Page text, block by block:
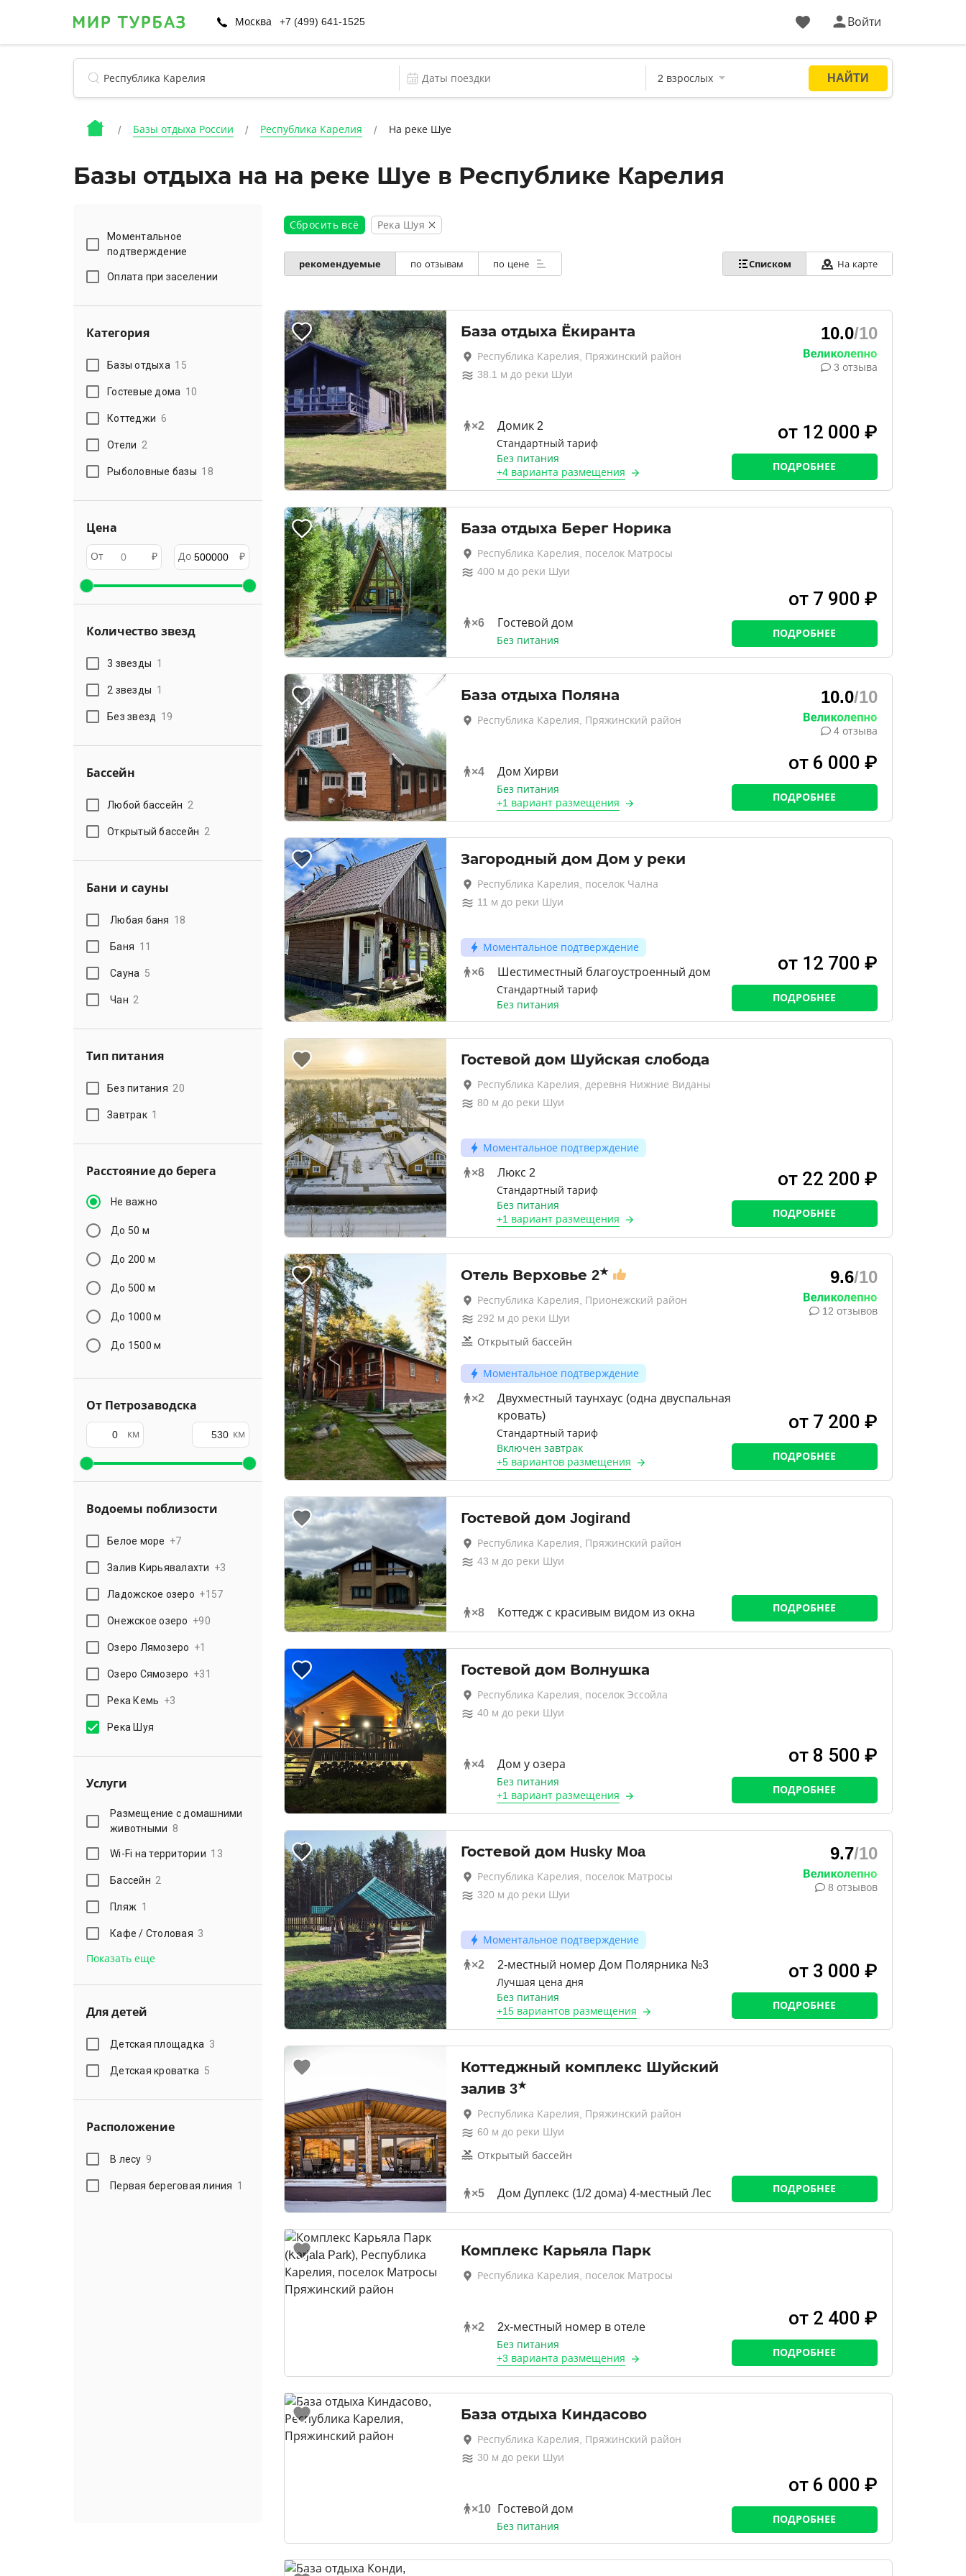
Москва +7 (499) 641-1525 Войти
Базы отдыха России Республика Карелия На реке Шуе
Базы отдыха на на реке Шуе в Республике Карелия
Моментальное
подтверждение
Оплата при заселении
Категория
Базы отдыха 15
Гостевые дома 10
Коттеджи 6
Отели 2
Рыболовные базы 18
Цена
От ₽ До ₽
Количество звезд
3 звезды 1
2 звезды 1
Без звезд 19
Бассейн
Любой бассейн 2
Открытый бассейн 2
Бани и сауны
Любая баня 18
Баня 11
Сауна 5
Чан 2
Тип питания
Без питания 20
Завтрак 1
Расстояние до берега
Не важно
До 50 м
До 200 м
До 500 м
До 1000 м
До 1500 м
От Петрозаводска
км км
Водоемы поблизости
Белое море +7
Залив Кирьявалахти +3
Ладожское озеро +157
Онежское озеро +90
Озеро Лямозеро +1
Озеро Сямозеро +31
Река Кемь +3
Река Шуя
Услуги
Размещение с домашними
животными 8
Wi-Fi на территории 13
Бассейн 2
Пляж 1
Кафе / Столовая 3
Показать еще
Для детей
Детская площадка 3
Детская кроватка 5
Расположение
В лесу 9
Первая береговая линия 1
Сбросить всё Река Шуя
рекомендуемые по отзывам по цене Списком На карте
База отдыха Ёкиранта
Республика Карелия, Пряжинский район
38.1 м до реки Шуи
×2 Домик 2
Стандартный тариф
Без питания
+4 варианта размещения
10.0/10
3 отзыва
от 12 000 ₽
ПОДРОБНЕЕ
База отдыха Берег Норика
Республика Карелия, поселок Матросы
400 м до реки Шуи
×6 Гостевой дом
Без питания
от 7 900 ₽
ПОДРОБНЕЕ
База отдыха Поляна
Республика Карелия, Пряжинский район
×4 Дом Хирви
Без питания
+1 вариантразмещения
10.0/10
4 отзыва
от 6 000 ₽
ПОДРОБНЕЕ
Загородный дом Дом у реки
Республика Карелия, поселок Чална
11 м до реки Шуи
Моментальное подтверждение
×6 Шестиместный благоустроенный дом
Стандартный тариф
Без питания
от 12 700 ₽
ПОДРОБНЕЕ
Гостевой дом Шуйская слобода
Республика Карелия, деревня Нижние Виданы
80 м до реки Шуи
Моментальное подтверждение
×8 Люкс 2
Стандартный тариф
Без питания
+1 вариантразмещения
от 22 200 ₽
ПОДРОБНЕЕ
Отель Верховье 2★
Республика Карелия, Прионежский район
292 м до реки Шуи
Открытый бассейн
Моментальное подтверждение
×2
Двухместный таунхаус (одна двуспальная
кровать)
Стандартный тариф
Включен завтрак
+5 вариантовразмещения
9.6/10
12 отзывов
от 7 200 ₽
ПОДРОБНЕЕ
Гостевой дом Jogirand
Республика Карелия, Пряжинский район
43 м до реки Шуи
×8 Коттедж с красивым видом из окна ПОДРОБНЕЕ
Гостевой дом Волнушка
Республика Карелия, поселок Эссойла
40 м до реки Шуи
×4 Дом у озера
Без питания
+1 вариантразмещения
от 8 500 ₽
ПОДРОБНЕЕ
Гостевой дом Husky Moa
Республика Карелия, поселок Матросы
320 м до реки Шуи
Моментальное подтверждение
×2 2-местный номер Дом Полярника №3
Лучшая цена дня
Без питания
+15 вариантовразмещения
9.7/10
8 отзывов
от 3 000 ₽
ПОДРОБНЕЕ
Коттеджный комплекс Шуйский
залив 3★
Республика Карелия, Пряжинский район
60 м до реки Шуи
Открытый бассейн
×5 Дом Дуплекс (1/2 дома) 4-местный Лес ПОДРОБНЕЕ
Комплекс Карьяла Парк
Республика Карелия, поселок Матросы
×2 2х-местный номер в отеле
Без питания
+3 варианта размещения
от 2 400 ₽
ПОДРОБНЕЕ
База отдыха Киндасово
Республика Карелия, Пряжинский район
30 м до реки Шуи
×10 Гостевой дом
Без питания
от 6 000 ₽
ПОДРОБНЕЕ